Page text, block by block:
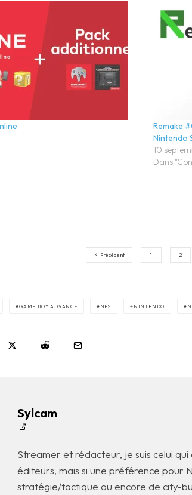
Remake
Nintendo
10
Dans
Précédent 1 2
GAME BOY ADVANCE NES NINTENDO
Sylcam
Streamer et rédacteur, je suis celui
éditeurs, mais si une préférence pour
stratégie/tactique ou encore de city-